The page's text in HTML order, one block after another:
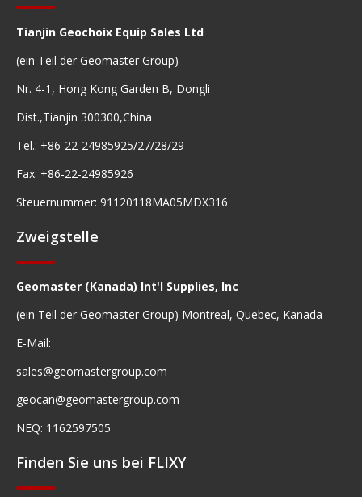
Tianjin Geochoix Equip Sales Ltd
(ein Teil der Geomaster Group)
Nr. 4-1, Hong Kong Garden B, Dongli
Dist.,Tianjin 300300,China
Tel.: +86-22-24985925/27/28/29
Fax: +86-22-24985926
Steuernummer: 91120118MA05MDX316
Zweigstelle
Geomaster (Kanada) Int'l Supplies, Inc
(ein Teil der Geomaster Group) Montreal, Quebec, Kanada
E-Mail:
sales@geomastergroup.com
geocan@geomastergroup.com
NEQ: 1162597505
Finden Sie uns bei FLIXY